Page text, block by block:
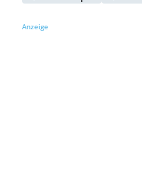
Anzeige